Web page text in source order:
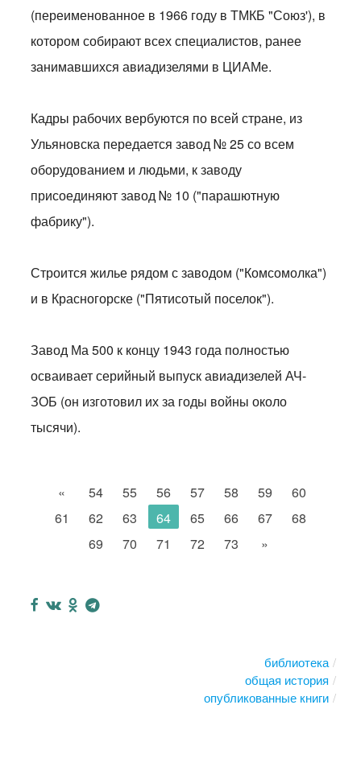
(переименованное в 1966 году в ТМКБ "Союз'), в
котором собирают всех специалистов, ранее
занимавшихся авиадизелями в ЦИАМе.
Кадры рабочих вербуются по всей стране, из
Ульяновска передается завод № 25 со всем
оборудованием и людьми, к заводу
присоединяют завод № 10 ("парашютную
фабрику").
Строится жилье рядом с заводом ("Комсомолка")
и в Красногорске ("Пятисотый поселок").
Завод Ма 500 к концу 1943 года полностью
осваивает серийный выпуск авиадизелей АЧ-
ЗОБ (он изготовил их за годы войны около
тысячи).
« 54 55 56 57 58 59
60
61
62 63 64 65 66 67
68
69
70 71 72 73 »
библиотека
общая история
опубликованные книги